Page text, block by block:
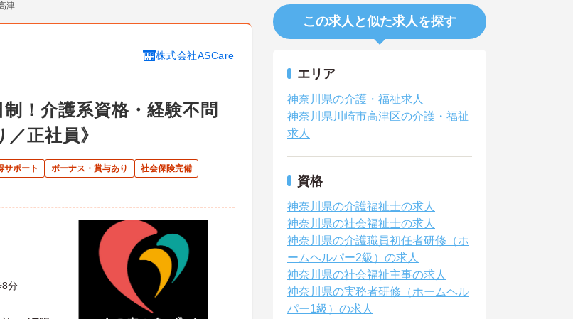
津
株式会社ASCare
！介護系資格・経験不問
正社員》
サポート ボーナス・賞与あり
社会保険完備
8分
この求人と似た求人を探す
エリア
神奈川県の介護・福祉求人
神奈川県川崎市高津区の介護・福祉
求人
資格
神奈川県の介護福祉士の求人
神奈川県の社会福祉士の求人
神奈川県の介護職員初任者研修（ホ
ームヘルパー2級）の求人
神奈川県の社会福祉主事の求人
神奈川県の実務者研修（ホームヘル
パー1級）の求人